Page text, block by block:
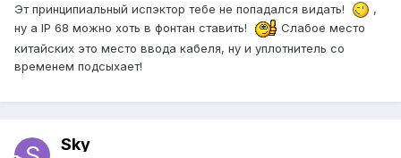
Эт принципиальный испэктор тебе не попадался видать!
,
ну а IP 68 можно хоть в фонтан ставить!
Слабое место
китайских это место ввода кабеля, ну и уплотнитель со
временем подсыхает!
Sky